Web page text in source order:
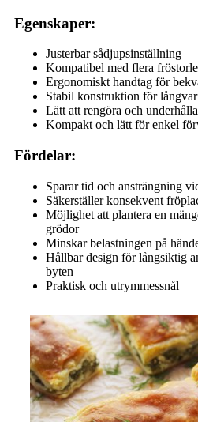
Egenskaper:
Justerbar sådjupsinställning
Kompatibel med flera
Ergonomiskt handtag för
Stabil konstruktion för
Lätt att rengöra och underhålla
Kompakt och lätt för enkel
Fördelar:
Sparar tid och ansträngning
Säkerställer konsekvent
Möjlighet att plantera en
grödor
Minskar belastningen på
Hållbar design för långsiktig
byten
Praktisk och utrymmessnål